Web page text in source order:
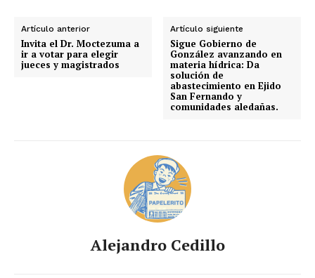
Artículo anterior
Invita el Dr. Moctezuma a
ir a votar para elegir
jueces y magistrados
Artículo siguiente
Sigue Gobierno de
González avanzando en
materia hídrica: Da
solución de
abastecimiento en Ejido
San Fernando y
comunidades aledañas.
Alejandro Cedillo